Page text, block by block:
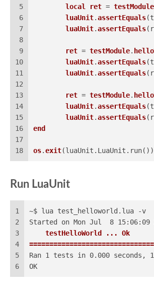
5
6
7
8
9
10
11
12
13
14
15
16
17
18
local
ret = testModule
luaUnit.assertEquals(
luaUnit.assertEquals(
ret = testModule.
luaUnit.assertEquals(
luaUnit.assertEquals(
ret = testModule.
luaUnit.assertEquals(
luaUnit.assertEquals(
end
os.exit(luaUnit.LuaUnit.run( ) )
Run LuaUnit
1
2
3
4
5
6
~$ lua test_helloworld.lua -v
Started on Mon Jul  8 15:06:09
    testHelloWorld ... Ok
Ran 1 tests in 0.000 seconds,
OK